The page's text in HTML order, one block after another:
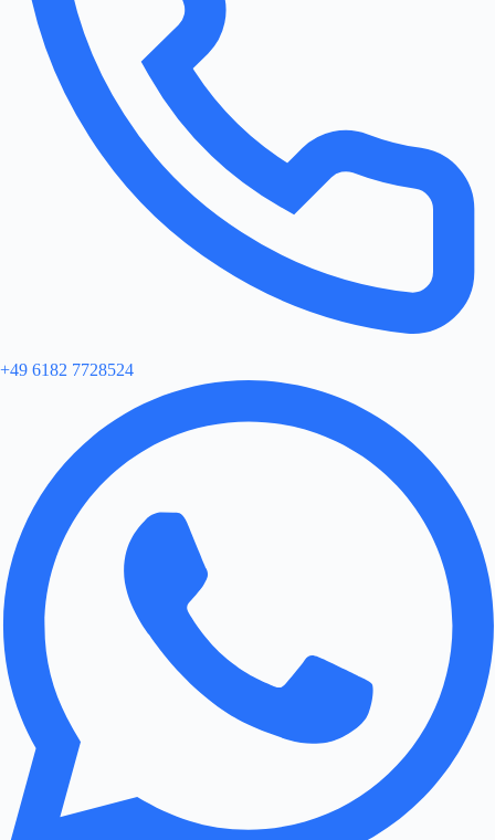
+49 6182 7728524